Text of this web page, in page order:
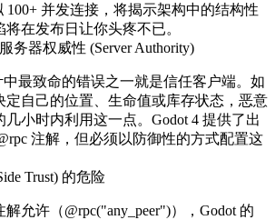
100+ 并发连接，将揭示架构中的结构性
在发布日让你头疼不已。
务器权威性 (Server Authority)
中最致命的错误之一就是信任客户端。如
定自己的位置、生命值或库存状态，恶意
小时内利用这一点。Godot 4 提供了出
注解，但必须以防御性的方式配置这
Trust) 的危险
解允许（@rpc("any_peer")），Godot 的